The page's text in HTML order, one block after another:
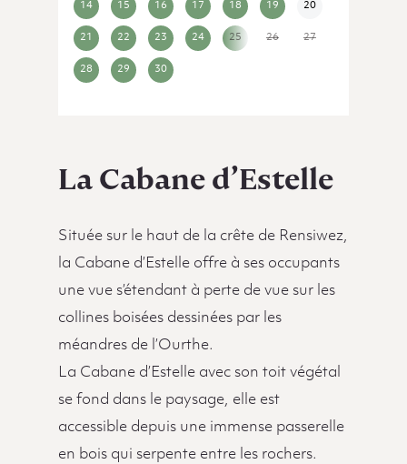
14 15 16 17 18 19 20
21 22 23 24 25 26 27
28 29 30
La Cabane d’Estelle
Située sur le haut de la crête de Rensiwez,
la Cabane d’Estelle offre à ses occupants
une vue s’étendant à perte de vue sur les
collines boisées dessinées par les
méandres de l’Ourthe.
La Cabane d’Estelle avec son toit végétal
se fond dans le paysage, elle est
accessible depuis une immense passerelle
en bois qui serpente entre les rochers.